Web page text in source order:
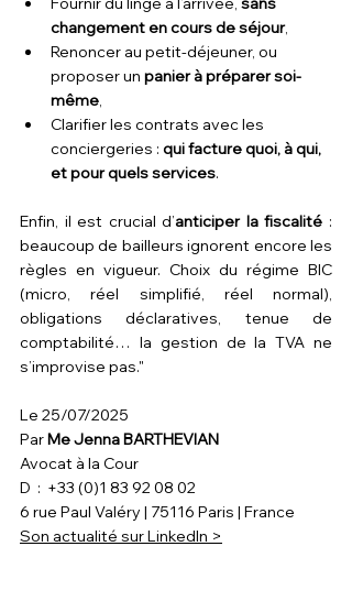
changement en cours de séjour,
Renoncer au petit-déjeuner, ou
proposer un panier à préparer soi-
même,
Clarifier les contrats avec les
conciergeries : qui facture quoi, à qui,
et pour quels services.
Enfin, il est crucial d’anticiper la fiscalité :
beaucoup de bailleurs ignorent encore les
règles en vigueur. Choix du régime BIC
(micro, réel simplifié, réel normal),
obligations déclaratives, tenue de
comptabilité… la gestion de la TVA ne
s’improvise pas."
Le 25/07/2025
Par Me Jenna BARTHEVIAN
Avocat à la Cour
D  :  +33 (0)1 83 92 08 02
6 rue Paul Valéry | 75116 Paris | France
Son actualité sur LinkedIn >